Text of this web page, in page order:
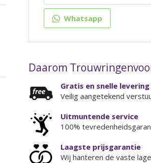
Whatsapp
Daarom
Gratis en snelle levering
Veilig aangetekend
Uitmuntende service
100%
Laagste prijsgarantie
Wij hanteren de vaste